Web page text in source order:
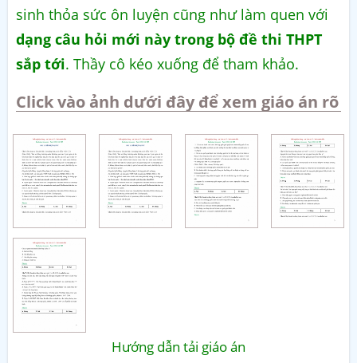
sinh thỏa sức ôn luyện cũng như làm quen với
dạng câu hỏi mới này trong bộ đề thi THPT
sắp tới. Thầy cô kéo xuống để tham khảo.
Click vào ảnh dưới đây để xem giáo án rõ
Hướng dẫn tải giáo án